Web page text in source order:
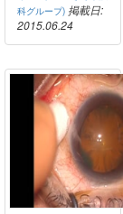
科グループ) 掲載日:
2015.06.24